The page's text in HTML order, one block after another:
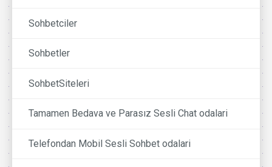
Sohbetciler
Sohbetler
SohbetSiteleri
Tamamen Bedava ve Parasız Sesli Chat odalari
Telefondan Mobil Sesli Sohbet odalari